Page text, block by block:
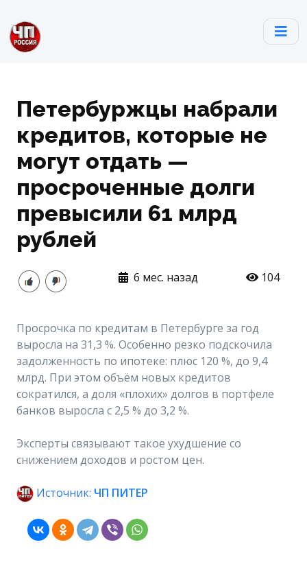
Петербуржцы набрали
кредитов, которые не
могут отдать —
просроченные долги
превысили 61 млрд
рублей
6 мес. назад 104
Просрочка по кредитам в Петербурге за год
выросла на 31,3 %. Особенно резко подскочила
задолженность по ипотеке: плюс 120 %, до 9,4
млрд. При этом объём новых кредитов
сократился, а доля «плохих» долгов в портфеле
банков выросла с 2,5 % до 3,2 %.
Эксперты связывают такое ухудшение со
снижением доходов и ростом цен.
Источник: ЧП ПИТЕР